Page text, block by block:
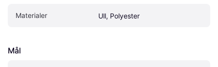
Materialer Ull, Polyester
Mål